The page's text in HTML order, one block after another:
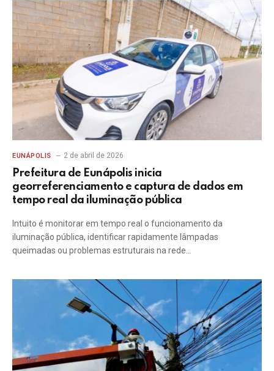
EUNÁPOLIS 2 de abril de 2026
Prefeitura de Eunápolis inicia
georreferenciamento e captura de dados em
tempo real da iluminação pública
Intuito é monitorar em tempo real o funcionamento da
iluminação pública, identificar rapidamente lâmpadas
queimadas ou problemas estruturais na rede…